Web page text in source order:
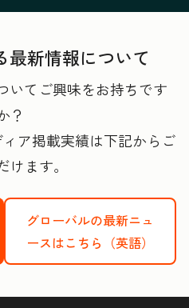
最新情報について
いてご興味をお持ちです
？
ア掲載実績は下記からご
けます。
グローバルの最新ニュ
ースはこちら（英語）